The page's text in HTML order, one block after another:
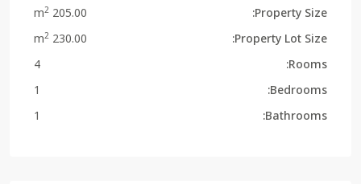
Property Size:
205.00 m
2
Property Lot Size:
230.00 m
2
Rooms:
4
Bedrooms:
1
Bathrooms:
1